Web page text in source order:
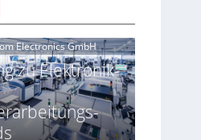
T
Electronics GmbH
zu Elektronik-